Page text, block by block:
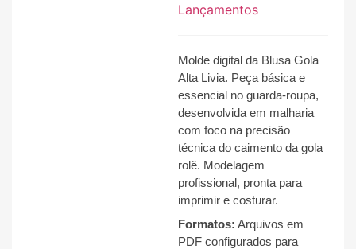
Lançamentos
Molde digital da Blusa Gola
Alta Livia. Peça básica e
essencial no guarda-roupa,
desenvolvida em malharia
com foco na precisão
técnica do caimento da gola
rolê. Modelagem
profissional, pronta para
imprimir e costurar.
Formatos: Arquivos em
PDF configurados para